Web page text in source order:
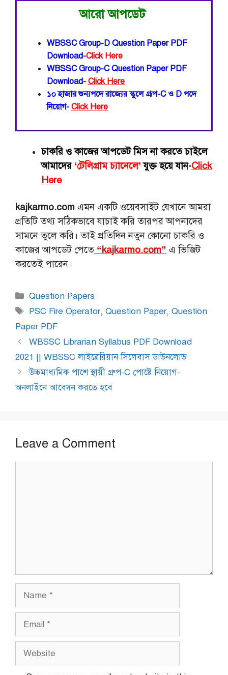
আরো আপডেট
WBSSC Group-D Question Paper PDF
Download-Click Here
WBSSC Group-C Question Paper PDF
Download- Click Here
১০ হাজার শুন্যপদে রাজ্যের স্কুলে গ্রূপ-C ও D পদে
নিয়োগ- Click Here
চাকরি ও কাজের আপডেট মিস না করতে চাইলে
আমাদের ‘টেলিগ্রাম চ্যানেলে’ যুক্ত হয়ে যান-Click
Here
kajkarmo.com এমন একটি ওয়েবসাইট যেখানে আমরা
প্রতিটি তথ্য সঠিকভাবে যাচাই করি তারপর আপনাদের
সামনে তুলে করি। তাই প্রতিদিন নতুন কোনো চাকরি ও
কাজের আপডেট পেতে “kajkarmo.com” এ ভিজিট
করতেই পারেন।
Categories
Question Papers
Tags
PSC Fire Operator,Question Paper,Question
Paper PDF
WBSSC Librarian Syllabus PDF Download
2021 || WBSSC লাইব্রেরিয়ান সিলেবাস ডাউনলোড
উচ্চমাধ্যমিক পাশে স্থায়ী গ্রুপ-C পোষ্টে নিয়োগ-
অনলাইনে আবেদন করতে হবে
Leave a Comment